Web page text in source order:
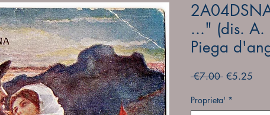
..." (dis. A.
Piega
€7.00 Regular
€5.25
Proprieta' *